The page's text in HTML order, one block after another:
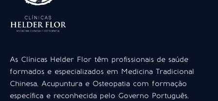
As Clínicas Helder Flor têm profissionais de saúde
formados e especializados em Medicina Tradicional
Chinesa, Acupuntura e Osteopatia com formação
específica e reconhecida pelo Governo Português,